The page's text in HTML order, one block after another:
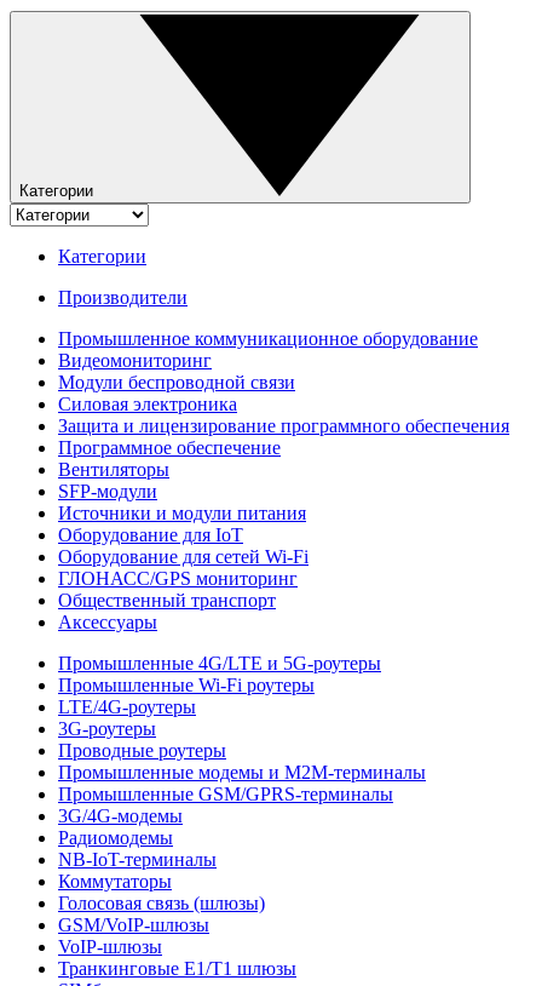
Категории
Категории
Производители
Промышленное коммуникационное оборудование
Видеомониторинг
Модули беспроводной связи
Силовая электроника
Защита и лицензирование программного обеспечения
Программное обеспечение
Вентиляторы
SFP-модули
Источники и модули питания
Оборудование для IoT
Оборудование для сетей Wi-Fi
ГЛОНАСС/GPS мониторинг
Общественный транспорт
Аксессуары
Промышленные 4G/LTE и 5G-роутеры
Промышленные Wi-Fi роутеры
LTE/4G-роутеры
3G-роутеры
Проводные роутеры
Промышленные модемы и M2M-терминалы
Промышленные GSM/GPRS-терминалы
3G/4G-модемы
Радиомодемы
NB-IoT-терминалы
Коммутаторы
Голосовая связь (шлюзы)
GSM/VoIP-шлюзы
VoIP-шлюзы
Транкинговые E1/T1 шлюзы